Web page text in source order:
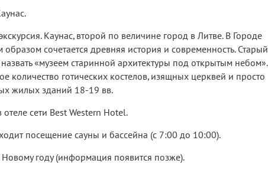
Каунас, второй по величине город в Литве. В Городе
образом сочетается древняя история и современность. Старый
«музеем старинной архитектуры под открытым небом».
количество готических костелов, изящных церквей и просто
жилых зданий 18-19 вв.
сети Best Western Hotel.
посещение сауны и бассейна (с 7:00 до 10:00).
Новому году (информация появится позже).